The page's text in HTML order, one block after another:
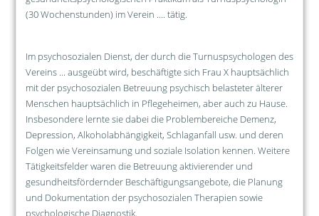
(30 Wochenstunden) im Verein .... tätig.
Im psychosozialen Dienst, der durch die Turnuspsychologen des
Vereins ... ausgeübt wird, beschäftigte sich Frau X hauptsächlich
mit der psychosozialen Betreuung psychisch belasteter älterer
Menschen hauptsächlich in Pflegeheimen, aber auch zu Hause.
Insbesondere lernte sie dabei die Problembereiche Demenz,
Depression, Alkoholabhängigkeit, Schlaganfall usw. und deren
Folgen wie Vereinsamung und soziale Isolation kennen. Weitere
Tätigkeitsfelder waren die Betreuung aktivierender und
gesundheitsfördernder Beschäftigungsangebote, die Planung
und Dokumentation der psychosozialen Therapien sowie
psychologische Diagnostik.